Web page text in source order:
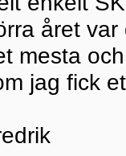
året
mesta
jag fick